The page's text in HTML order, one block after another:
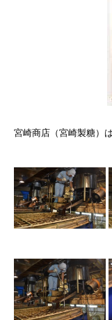
宮崎商店（宮崎製糖